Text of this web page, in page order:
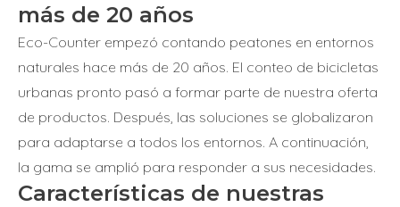
más de 20 años
Eco-Counter empezó contando peatones en entornos
naturales hace más de 20 años. El conteo de bicicletas
urbanas pronto pasó a formar parte de nuestra oferta
de productos. Después, las soluciones se globalizaron
para adaptarse a todos los entornos. A continuación,
la gama se amplió para responder a sus necesidades.
Características de nuestras